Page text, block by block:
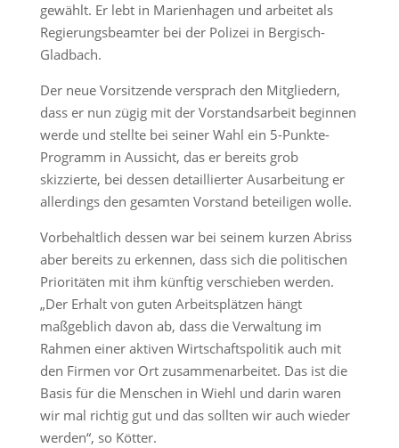
gewählt. Er lebt in Marienhagen und arbeitet als
Regierungsbeamter bei der Polizei in Bergisch-
Gladbach.
Der neue Vorsitzende versprach den Mitgliedern,
dass er nun zügig mit der Vorstandsarbeit beginnen
werde und stellte bei seiner Wahl ein 5-Punkte-
Programm in Aussicht, das er bereits grob
skizzierte, bei dessen detaillierter Ausarbeitung er
allerdings den gesamten Vorstand beteiligen wolle.
Vorbehaltlich dessen war bei seinem kurzen Abriss
aber bereits zu erkennen, dass sich die politischen
Prioritäten mit ihm künftig verschieben werden.
„Der Erhalt von guten Arbeitsplätzen hängt
maßgeblich davon ab, dass die Verwaltung im
Rahmen einer aktiven Wirtschaftspolitik auch mit
den Firmen vor Ort zusammenarbeitet. Das ist die
Basis für die Menschen in Wiehl und darin waren
wir mal richtig gut und das sollten wir auch wieder
werden“, so Kötter.